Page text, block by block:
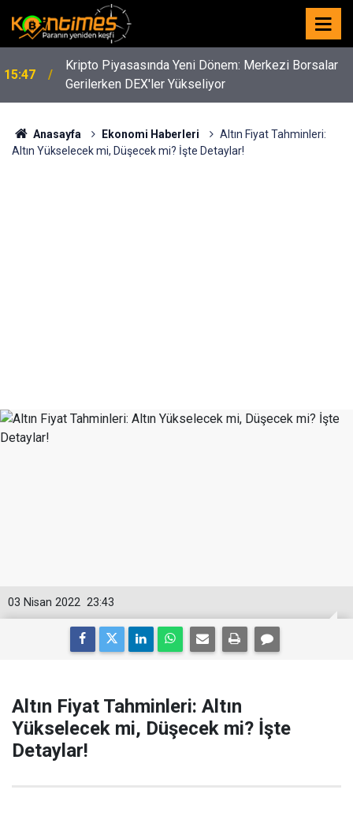
15:47
Kripto Piyasasında Yeni Dönem: Merkezi Borsalar
Gerilerken DEX'ler Yükseliyor
Anasayfa Ekonomi Haberleri
Altın Fiyat Tahminleri:
Altın Yükselecek mi, Düşecek mi? İşte Detaylar!
23:43
03 Nisan 2022
Altın Fiyat Tahminleri: Altın
Yükselecek mi, Düşecek mi? İşte
Detaylar!